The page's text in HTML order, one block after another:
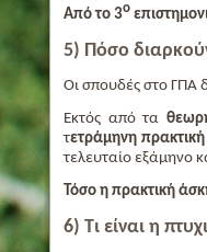
Από το 3ο
5) Πόσο
Οι σπουδές στο ΓΠΑ
Εκτός από τα
τετράμηνη
τελευταίο εξάμηνο
Τόσο η πρακτική
6) Τι είναι η